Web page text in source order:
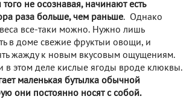
не осознавая, начинают есть
раза больше, чем раньше. Однако
все-таки можно. Нужно лишь
в доме свежие фруктыи овощи, и
жажду к новым вкусовым ощущениям.
в этом деле кислые ягоды вроде клюквы.
маленькая бутылка обычной
они постоянно носят с собой.